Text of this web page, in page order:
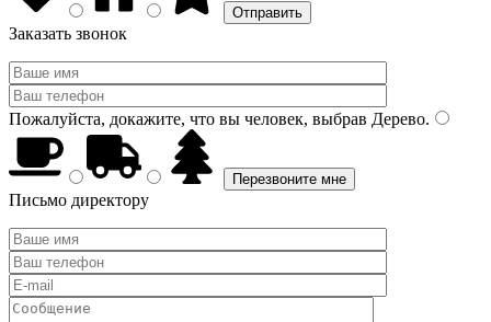
Заказать звонок
Пожалуйста, докажите, что вы человек, выбрав Дерево.
Письмо директору